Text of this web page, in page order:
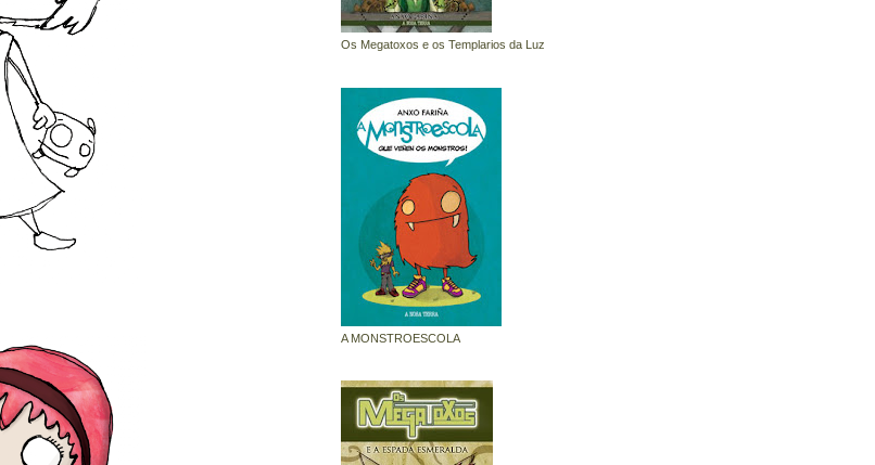
Os Megatoxos e os Templarios da Luz
A MONSTROESCOLA